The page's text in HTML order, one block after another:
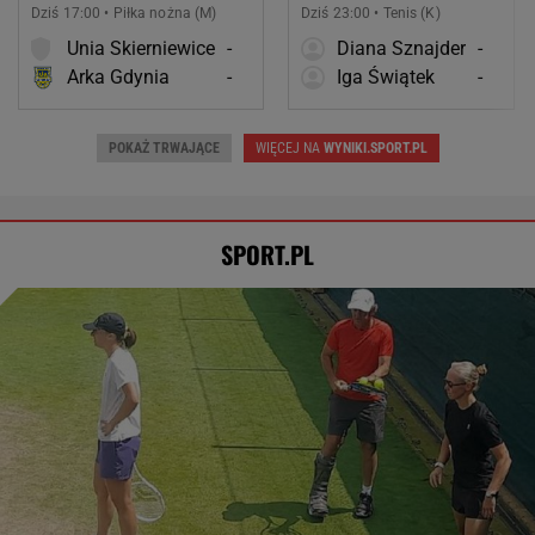
Dziś 17:00 • Piłka nożna (M)
Unia Skierniewice -
Arka Gdynia
-
Dziś 23:00 • Tenis (K)
Diana Sznajder -
Iga Świątek
-
POKAŻ TRWAJĄCE WIĘCEJ NAWYNIKI.SPORT.PL
SPORT.PL